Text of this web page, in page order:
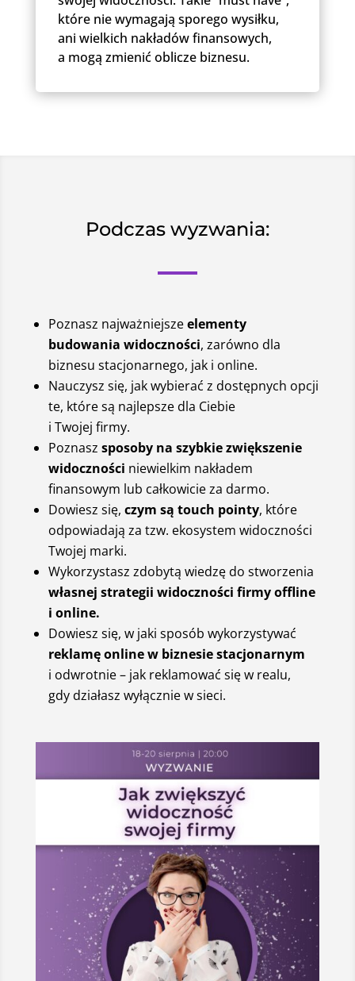
które nie wymagają sporego wysiłku,
ani wielkich nakładów finansowych,
a mogą zmienić oblicze biznesu.
Podczas wyzwania:
Poznasz najważniejszeelementy
budowania widoczności, zarówno dla
biznesu stacjonarnego, jak i online.
Nauczysz się, jak wybierać z dostępnych opcji
te, które są najlepsze dla Ciebie
i Twojej firmy.
Poznasz sposoby na szybkie zwiększenie
widoczności niewielkim nakładem
finansowym lub całkowicie za darmo.
Dowiesz się, czym są touch pointy, które
odpowiadają za tzw. ekosystem widoczności
Twojej marki.
Wykorzystasz zdobytą wiedzę do stworzenia
własnej strategii widoczności firmy offline
i online.
Dowiesz się, w jaki sposób wykorzystywać
reklamę online w biznesie stacjonarnym
i odwrotnie – jak reklamować się w realu,
gdy działasz wyłącznie w sieci.